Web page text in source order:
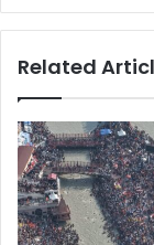
ब
ह
,
सी
ए
म
आ
Related